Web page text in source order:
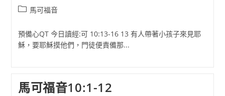
Post馬可福音
預備心QT 今日讀經:可 10:13-16 13 有人帶著小孩子來見耶
穌，要耶穌摸他們，門徒便責備那...
馬可福音10:1-12